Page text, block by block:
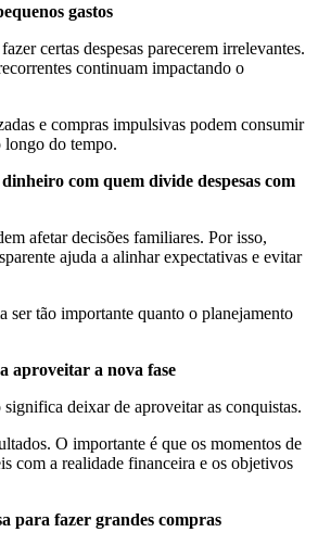
gastos
certas despesas parecerem irrelevantes.
continuam impactando o
e compras impulsivas podem consumir
longo do tempo.
com quem divide despesas com
afetar decisões familiares. Por isso,
ajuda a alinhar expectativas e evitar
ser tão importante quanto o planejamento
aproveitar a nova fase
deixar de aproveitar as conquistas.
O importante é que os momentos de
com a realidade financeira e os objetivos
para fazer grandes compras